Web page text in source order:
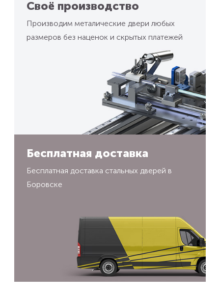
Своё производство
Производим металические двери любых
размеров без наценок и скрытых платежей
Бесплатная доставка
Бесплатная доставка стальных дверей в
Боровске